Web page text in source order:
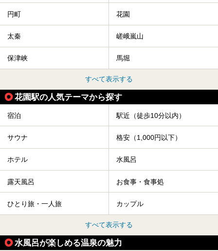
円町 花園
太秦 嵯峨嵐山
保津峡 馬堀
すべて表示する
花園駅の人気テーマから探す
宿泊 駅近（徒歩10分以内）
サウナ 格安（1,000円以下）
ホテル 水風呂
露天風呂 お食事・食事処
ひとり旅・一人旅 カップル
すべて表示する
水風呂が楽しめる温泉の魅力